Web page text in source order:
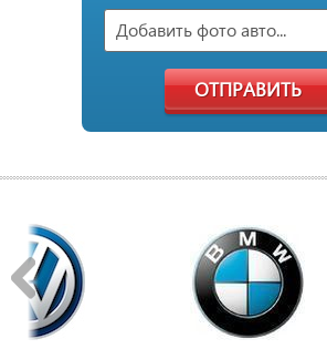
Добавить фото авто...
ОТПРАВИТЬ